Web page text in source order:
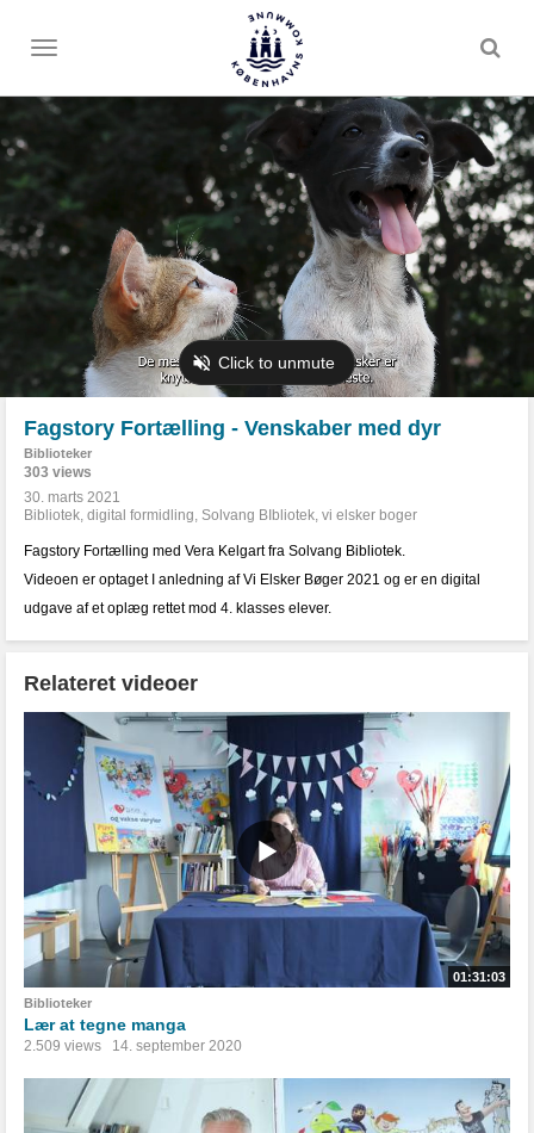
Toggle
Fagstory Fortælling - Venskaber med dyr
Biblioteker
303 views
30. marts 2021
Bibliotek, digital formidling, Solvang BIbliotek, vi elsker boger
Fagstory Fortælling med Vera Kelgart fra Solvang Bibliotek.
Videoen er optaget I anledning af Vi Elsker Bøger 2021 og er en digital
udgave af et oplæg rettet mod 4. klasses elever.
Relateret videoer
01:31:03
Biblioteker
Lær at tegne manga
2.509 views 14. september 2020